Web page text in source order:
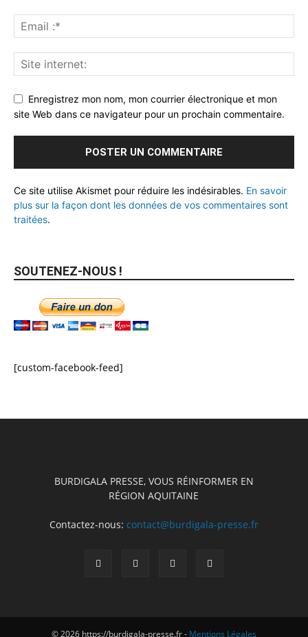
Enregistrez mon nom, mon courrier électronique et mon
site Web dans ce navigateur pour un prochain commentaire.
Ce site utilise Akismet pour réduire les indésirables. En savoir
plus sur la façon dont les données de vos commentaires sont
traitées.
SOUTENEZ-NOUS !
[custom-facebook-feed]
BURDIGALA PRESSE, VOUS RÉINFORMER EN
RÉGION AQUITAINE
Contactez-nous: contact@burdigala-presse.fr
© 2026 https://burdigala-presse.fr - Mentions Légales